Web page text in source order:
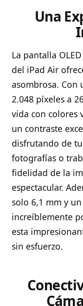
Una
La pantalla
del iPad Air
asombrosa. Con
2.048 píxeles a
vida con colores
un contraste
disfrutando de
fotografías o
fidelidad de la
espectacular.
solo 6,1 mm y
increíblemente
esta
sin esfuerzo.